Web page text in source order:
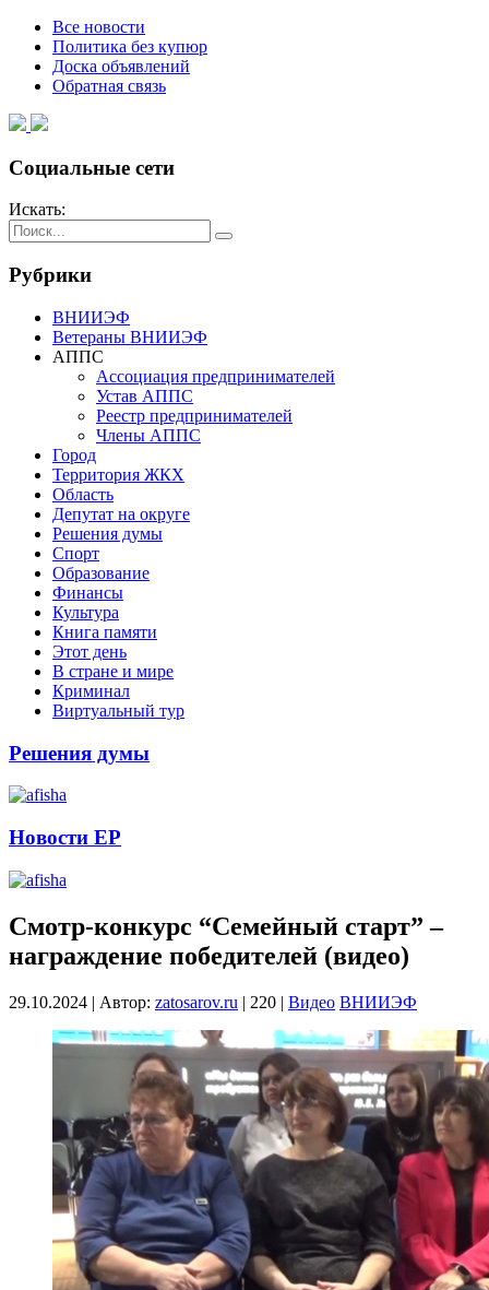
Все новости
Политика без купюр
Доска объявлений
Обратная связь
Социальные сети
Искать:
Рубрики
ВНИИЭФ
Ветераны ВНИИЭФ
АППС
Ассоциация предпринимателей
Устав АППС
Реестр предпринимателей
Члены АППС
Город
Территория ЖКХ
Область
Депутат на округе
Решения думы
Спорт
Образование
Финансы
Культура
Книга памяти
Этот день
В стране и мире
Криминал
Виртуальный тур
Решения думы
Новости ЕР
Смотр-конкурс “Семейный старт” –
награждение победителей (видео)
29.10.2024 | Автор: zatosarov.ru | 220 | Видео ВНИИЭФ